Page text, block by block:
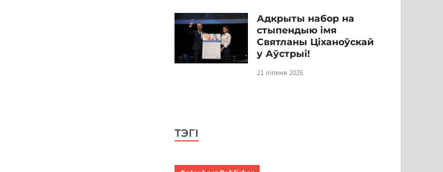
Адкрыты набор на
стыпендыю імя
Святланы Ціханоўскай
у Аўстрыі!
21 ліпеня 2026
ТЭГІ